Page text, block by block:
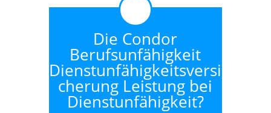
Die Condor
Berufsunfähigkeit
Dienstunfähigkeitsversi
cherung Leistung bei
Dienstunfähigkeit?